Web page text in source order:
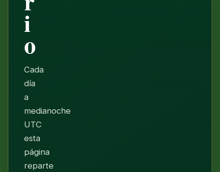
i
o
Cada
día
a
medianoche
UTC
esta
página
reparte